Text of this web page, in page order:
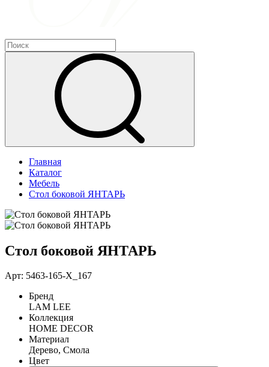
Главная
Каталог
Мебель
Стол боковой ЯНТАРЬ
Стол боковой ЯНТАРЬ
Арт: 5463-165-X_167
Бренд
LAM LEE
Коллекция
HOME DECOR
Материал
Дерево, Смола
Цвет